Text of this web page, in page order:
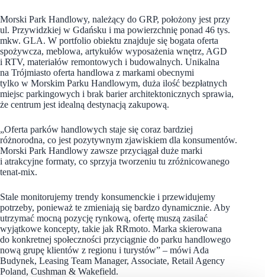
Morski Park Handlowy, należący do GRP, położony jest przy
ul. Przywidzkiej w Gdańsku i ma powierzchnię ponad 46 tys.
mkw. GLA. W portfolio obiektu znajduje się bogata oferta
spożywcza, meblowa, artykułów wyposażenia wnętrz, AGD
i RTV, materiałów remontowych i budowalnych. Unikalna
na Trójmiasto oferta handlowa z markami obecnymi
tylko w Morskim Parku Handlowym, duża ilość bezpłatnych
miejsc parkingowych i brak barier architektonicznych sprawia,
że centrum jest idealną destynacją zakupową.
„Oferta parków handlowych staje się coraz bardziej
różnorodna, co jest pozytywnym zjawiskiem dla konsumentów.
Morski Park Handlowy zawsze przyciągał duże marki
i atrakcyjne formaty, co sprzyja tworzeniu tu zróżnicowanego
tenat-mix.
Stale monitorujemy trendy konsumenckie i przewidujemy
potrzeby, ponieważ te zmieniają się bardzo dynamicznie. Aby
utrzymać mocną pozycję rynkową, ofertę muszą zasilać
wyjątkowe koncepty, takie jak RRmoto. Marka skierowana
do konkretnej społeczności przyciągnie do parku handlowego
nową grupę klientów z regionu i turystów” – mówi Ada
Budynek, Leasing Team Manager, Associate, Retail Agency
Poland, Cushman & Wakefield.